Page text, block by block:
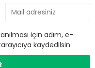
için adım, e-
kaydedilsin.